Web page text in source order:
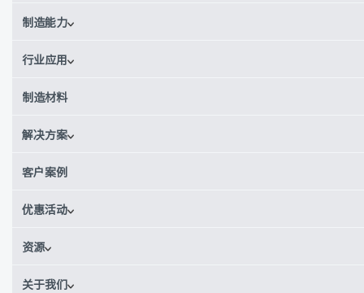
制造能力
行业应用
制造材料
解决方案
客户案例
优惠活动
资源
关于我们
POM
别称:POM / 聚甲醛 / 超钢 / 赛钢 / 迭尔林、乙缩醛
价格范围：
获取实时报价